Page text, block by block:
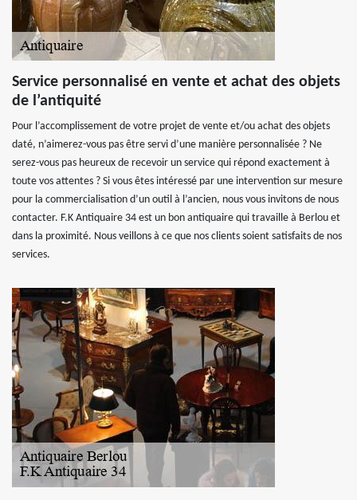
Service personnalisé en vente et achat des objets
de l’antiquité
Pour l’accomplissement de votre projet de vente et/ou achat des objets
daté, n’aimerez-vous pas être servi d’une manière personnalisée ? Ne
serez-vous pas heureux de recevoir un service qui répond exactement à
toute vos attentes ? Si vous êtes intéressé par une intervention sur mesure
pour la commercialisation d’un outil à l’ancien, nous vous invitons de nous
contacter. F.K Antiquaire 34 est un bon antiquaire qui travaille à Berlou et
dans la proximité. Nous veillons à ce que nos clients soient satisfaits de nos
services.